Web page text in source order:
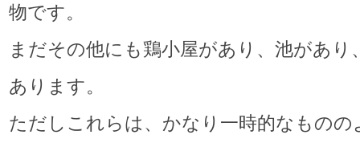
物です。
まだその他にも鶏小屋があり、池があり
あります。
ただしこれらは、かなり一時的なものの